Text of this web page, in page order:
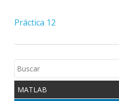
Práctica 12
MATLAB